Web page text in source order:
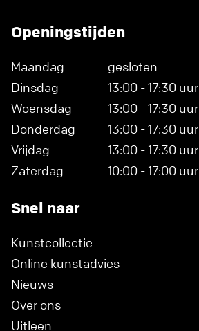
Openingstijden
Maandag
gesloten
Dinsdag
13:00 - 17:30 uur
Woensdag
13:00 - 17:30 uur
Donderdag
13:00 - 17:30 uur
Vrijdag
13:00 - 17:30 uur
Zaterdag
10:00 - 17:00 uur
Snel naar
Kunstcollectie
Online kunstadvies
Nieuws
Over ons
Uitleen